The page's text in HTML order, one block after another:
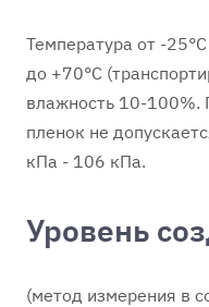
Температура от -
до +70°С
влажность 10-100%.
пленок не
кПа - 106 кПа.
Уровень
(метод измерения в